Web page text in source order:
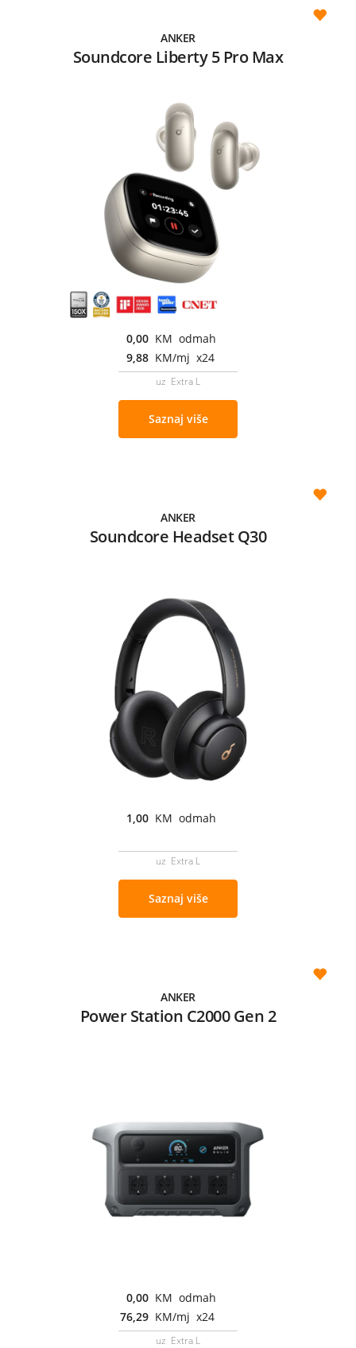
ANKER
Soundcore Liberty 5 Pro Max
0,00 KM odmah
9,88 KM/mj x24
uz Extra L
Saznaj više
ANKER
Soundcore Headset Q30
1,00 KM odmah
uz Extra L
Saznaj više
ANKER
Power Station C2000 Gen 2
0,00 KM odmah
76,29 KM/mj x24
uz Extra L